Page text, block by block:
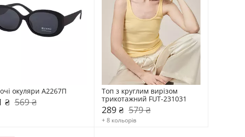
окуляри А2267П
₴ 569 ₴
Топ з круглим вирізом
трикотажний FUT-231031
289 ₴ 579 ₴
+ 8 кольорів